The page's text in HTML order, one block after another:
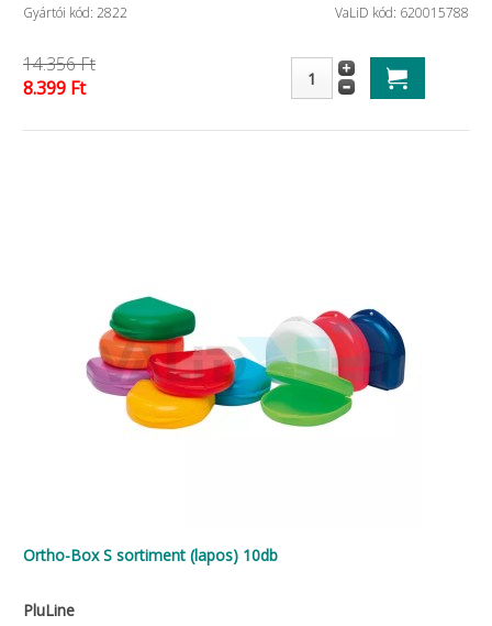
Gyártói kód: 2822 VaLiD kód: 620015788
14.356 Ft
8.399 Ft
Ortho-Box S sortiment (lapos) 10db
PluLine